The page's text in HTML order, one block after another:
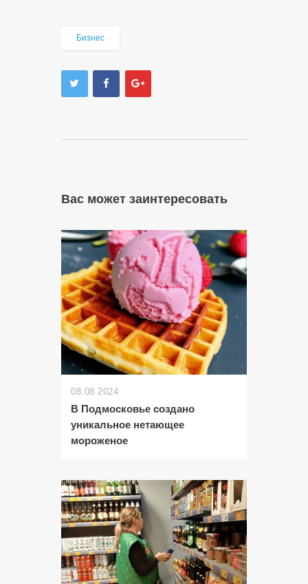
Бизнес
Вас может заинтересовать
08.08.2024
В Подмосковье создано
уникальное нетающее
мороженое